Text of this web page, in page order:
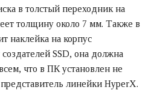
в толстый переходник на
толщину около 7 мм. Также в
наклейка на корпус
SSD, она должна
что в ПК установлен не
линейки HyperX.